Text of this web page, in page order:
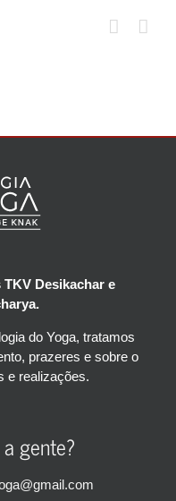
Desikachar e
do Yoga, tratamos
prazeres e sobre o
e realizações.
gente?